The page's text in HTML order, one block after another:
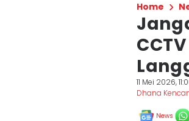
Home
11 Mei 2026,
Dhana
News